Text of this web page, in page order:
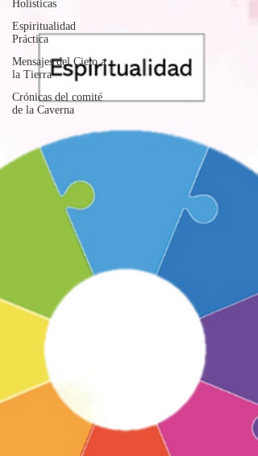
Holísticas
Espiritualidad
Práctica
Mensajes del Cielo a
la Tierra
Crónicas del comité
de la Caverna